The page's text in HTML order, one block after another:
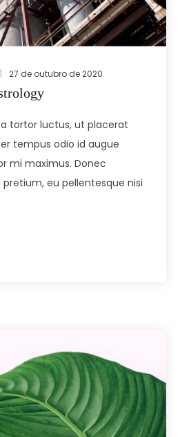
27 de outubro de 2020
tortor luctus, ut placerat
tempus odio id augue
mi maximus. Donec
eu pellentesque nisi